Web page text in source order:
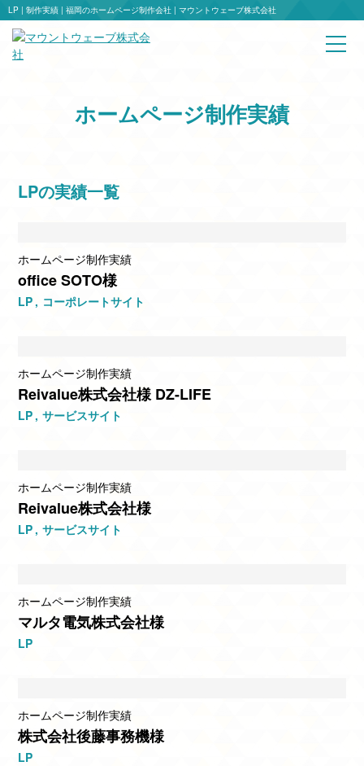
LP | 制作実績 | 福岡のホームページ制作会社 | マウントウェーブ株式会社
ホームページ制作実績
LPの実績一覧
ホームページ制作実績
office SOTO様
LP コーポレートサイト
ホームページ制作実績
Reivalue株式会社様 DZ-LIFE
LP サービスサイト
ホームページ制作実績
Reivalue株式会社様
LP サービスサイト
ホームページ制作実績
マルタ電気株式会社様
LP
ホームページ制作実績
株式会社後藤事務機様
LP